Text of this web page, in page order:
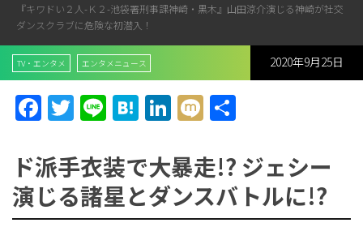
『キワドい２人-Ｋ２-池袋署刑事課神崎・黒木』山田涼介演じる神崎が社交
ダンスクラブに危険な初潜入！
TV・エンタメ エンタメニュース 2020年9月25日
Facebook
Twitter
LineHatena
LinkedIn
Mixi
ド派手衣装で大暴走!? ジェシー
演じる諸星とダンスバトルに!?